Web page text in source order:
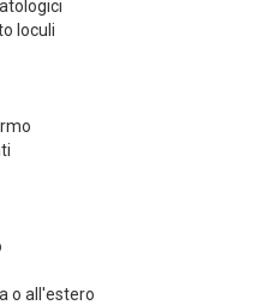
loculi
o all'estero